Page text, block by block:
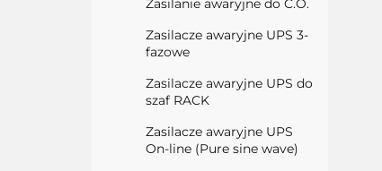
Zasilanie awaryjne do C.O.
Zasilacze awaryjne UPS 3-
fazowe
Zasilacze awaryjne UPS do
szaf RACK
Zasilacze awaryjne UPS
On-line (Pure sine wave)